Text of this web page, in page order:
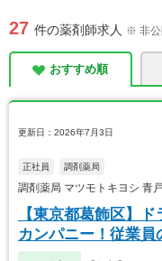
27 件の薬剤師求人 ※ 非公
おすすめ順
更新日：2026年7月3日
正社員 調剤薬局
調剤薬局 マツモトキヨシ 青
【東京都葛飾区】
カンパニー！従業員
す！